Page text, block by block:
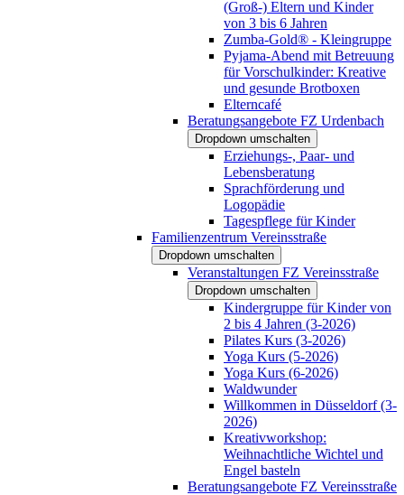
(Groß-) Eltern und Kinder
von 3 bis 6 Jahren
Zumba-Gold® - Kleingruppe
Pyjama-Abend mit Betreuung
für Vorschulkinder: Kreative
und gesunde Brotboxen
Elterncafé
Beratungsangebote FZ Urdenbach
Dropdown umschalten
Erziehungs-, Paar- und
Lebensberatung
Sprachförderung und
Logopädie
Tagespflege für Kinder
Familienzentrum Vereinsstraße
Dropdown umschalten
Veranstaltungen FZ Vereinsstraße
Dropdown umschalten
Kindergruppe für Kinder von
2 bis 4 Jahren (3-2026)
Pilates Kurs (3-2026)
Yoga Kurs (5-2026)
Yoga Kurs (6-2026)
Waldwunder
Willkommen in Düsseldorf (3-
2026)
Kreativworkshop:
Weihnachtliche Wichtel und
Engel basteln
Beratungsangebote FZ Vereinsstraße